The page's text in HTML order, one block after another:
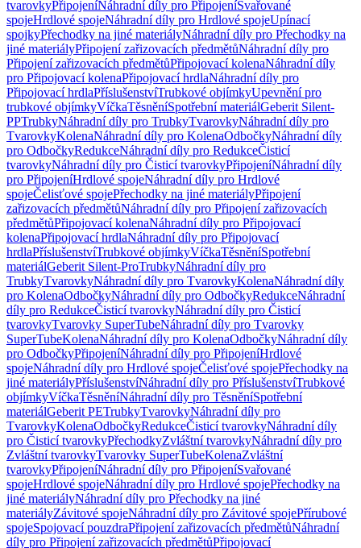
tvarovkyPřipojeníNáhradní díly pro PřipojeníSvařované
spojeHrdlové spojeNáhradní díly pro Hrdlové spojeUpínací
spojkyPřechodky na jiné materiályNáhradní díly pro Přechodky na
jiné materiályPřipojení zařizovacích předmětůNáhradní díly pro
Připojení zařizovacích předmětůPřipojovací kolenaNáhradní díly
pro Připojovací kolenaPřipojovací hrdlaNáhradní díly pro
Připojovací hrdlaPříslušenstvíTrubkové objímkyUpevnění pro
trubkové objímkyVíčkaTěsněníSpotřební materiálGeberit Silent-
PPTrubkyNáhradní díly pro TrubkyTvarovkyNáhradní díly pro
TvarovkyKolenaNáhradní díly pro KolenaOdbočkyNáhradní díly
pro OdbočkyRedukceNáhradní díly pro RedukceČisticí
tvarovkyNáhradní díly pro Čisticí tvarovkyPřipojeníNáhradní díly
pro PřipojeníHrdlové spojeNáhradní díly pro Hrdlové
spojeČelisťové spojePřechodky na jiné materiályPřipojení
zařizovacích předmětůNáhradní díly pro Připojení zařizovacích
předmětůPřipojovací kolenaNáhradní díly pro Připojovací
kolenaPřipojovací hrdlaNáhradní díly pro Připojovací
hrdlaPříslušenstvíTrubkové objímkyVíčkaTěsněníSpotřební
materiálGeberit Silent-ProTrubkyNáhradní díly pro
TrubkyTvarovkyNáhradní díly pro TvarovkyKolenaNáhradní díly
pro KolenaOdbočkyNáhradní díly pro OdbočkyRedukceNáhradní
díly pro RedukceČisticí tvarovkyNáhradní díly pro Čisticí
tvarovkyTvarovky SuperTubeNáhradní díly pro Tvarovky
SuperTubeKolenaNáhradní díly pro KolenaOdbočkyNáhradní díly
pro OdbočkyPřipojeníNáhradní díly pro PřipojeníHrdlové
spojeNáhradní díly pro Hrdlové spojeČelisťové spojePřechodky na
jiné materiályPříslušenstvíNáhradní díly pro PříslušenstvíTrubkové
objímkyVíčkaTěsněníNáhradní díly pro TěsněníSpotřební
materiálGeberit PETrubkyTvarovkyNáhradní díly pro
TvarovkyKolenaOdbočkyRedukceČisticí tvarovkyNáhradní díly
pro Čisticí tvarovkyPřechodkyZvláštní tvarovkyNáhradní díly pro
Zvláštní tvarovkyTvarovky SuperTubeKolenaZvláštní
tvarovkyPřipojeníNáhradní díly pro PřipojeníSvařované
spojeHrdlové spojeNáhradní díly pro Hrdlové spojePřechodky na
jiné materiályNáhradní díly pro Přechodky na jiné
materiályZávitové spojeNáhradní díly pro Závitové spojePřírubové
spojeSpojovací pouzdraPřipojení zařizovacích předmětůNáhradní
díly pro Připojení zařizovacích předmětůPřipojovací